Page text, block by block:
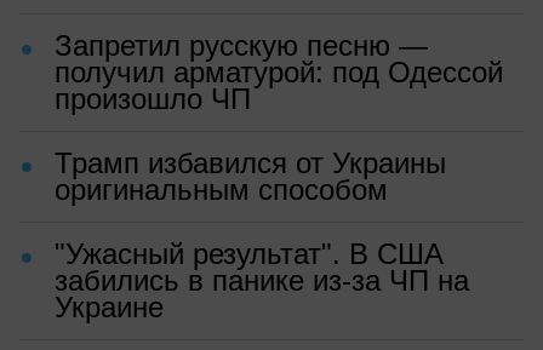
Запретил русскую песню —
получил арматурой: под Одессой
произошло ЧП
Трамп избавился от Украины
оригинальным способом
"Ужасный результат". В США
забились в панике из-за ЧП на
Украине